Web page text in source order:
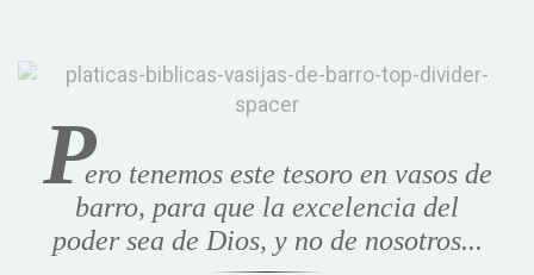
Pero tenemos este tesoro en vasos de
barro, para que la excelencia del
poder sea de Dios, y no de nosotros...